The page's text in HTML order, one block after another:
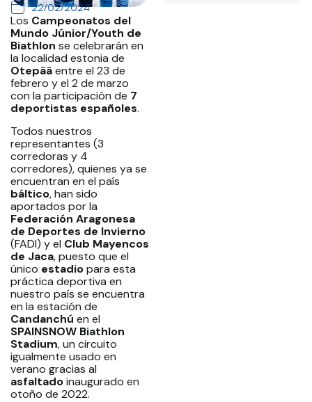
22/02/2024
Los Campeonatos del
Mundo Júnior/Youth de
Biathlon se celebrarán en
la localidad estonia de
Otepääentre el 23 de
febrero y el 2 de marzo
con la participación de 7
deportistas españoles.
Todos nuestros
representantes (3
corredoras y 4
corredores), quienes ya se
encuentran en el país
báltico, han sido
aportados por la
Federación Aragonesa
de Deportes de Invierno
(FADI) y el Club Mayencos
de Jaca, puesto que el
único estadiopara esta
práctica deportiva en
nuestro país se encuentra
en la estación de
Candanchú en el
SPAINSNOW Biathlon
Stadium, un circuito
igualmente usado en
verano gracias al
asfaltadoinaugurado en
otoño de 2022.